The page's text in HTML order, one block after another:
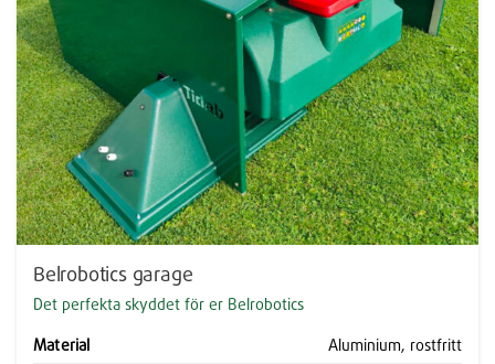
Belrobotics garage
Det perfekta skyddet för er Belrobotics
Material Aluminium, rostfritt